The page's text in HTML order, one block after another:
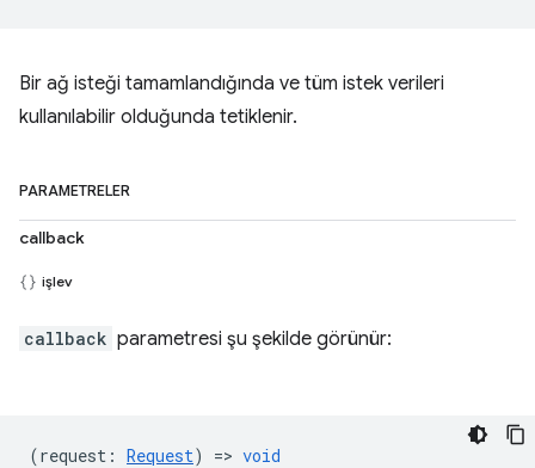
Bir ağ isteği tamamlandığında ve tüm istek verileri
kullanılabilir olduğunda tetiklenir.
PARAMETRELER
callback
işlev
callback parametresi şu şekilde görünür:
(request : Request) => void